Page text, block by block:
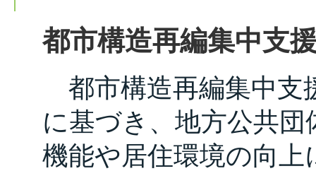
都市構造再編集中支
都市構造再編集中支
に基づき、地方公共
機能や居住環境の向